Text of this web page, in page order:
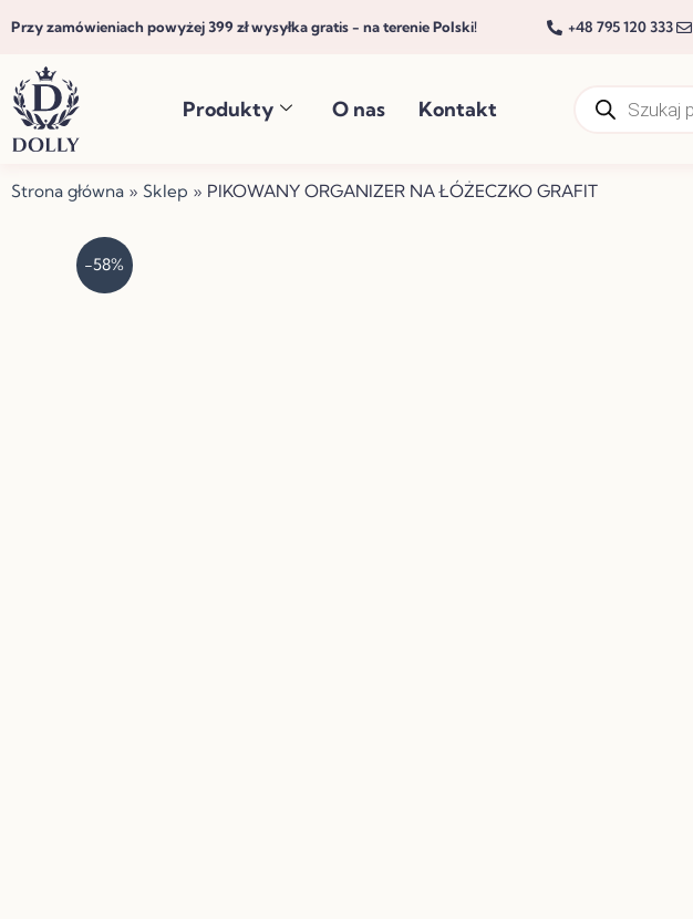
Przejdź
treści
Przy zamówieniach powyżej 399 zł wysyłka gratis - na terenie Polski! +48 795 120 333
Produkty O nas Kontakt produktów
Strona główna » Sklep » PIKOWANY ORGANIZER NA ŁÓŻECZKO GRAFIT
-58%